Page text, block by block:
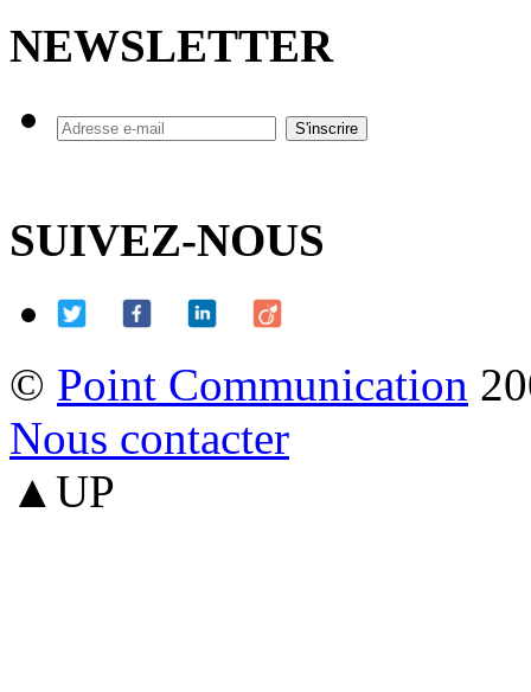
NEWSLETTER
SUIVEZ-NOUS
© Point Communication
Nous contacter
▲UP